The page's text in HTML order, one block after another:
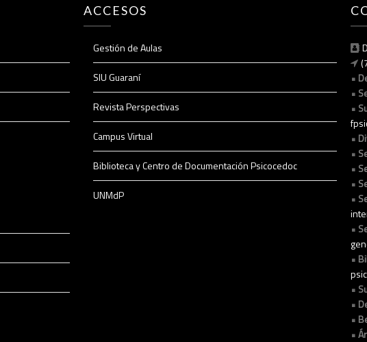
ACCESOS
Gestión de Aulas
SIU Guaraní
Revista Perspectivas
Campus Virtual
Biblioteca y Centro de Documentación Psicocedoc
UNMdP